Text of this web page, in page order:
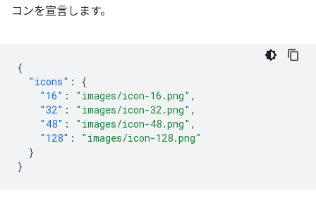
コンを宣言します。
{
"icons" :
{
"16" : "images/icon-16.png" ,
"32" : "images/icon-32.png" ,
"48" : "images/icon-48.png" ,
"128" :
"images/icon-128.png"
}
}